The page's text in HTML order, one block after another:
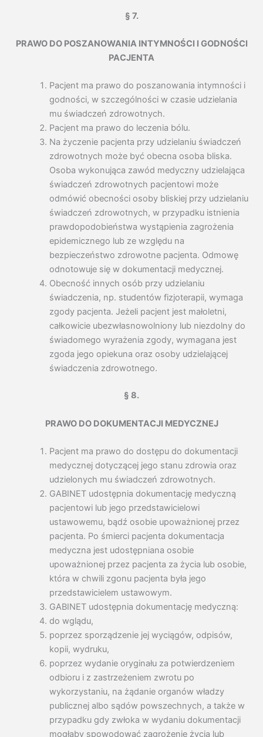
§ 7.
PRAWO DO POSZANOWANIA INTYMNOŚCI I GODNOŚCI
PACJENTA
Pacjent ma prawo do poszanowania intymności i
godności, w szczególności w czasie udzielania
mu świadczeń zdrowotnych.
Pacjent ma prawo do leczenia bólu.
Na życzenie pacjenta przy udzielaniu świadczeń
zdrowotnych może być obecna osoba bliska.
Osoba wykonująca zawód medyczny udzielająca
świadczeń zdrowotnych pacjentowi może
odmówić obecności osoby bliskiej przy udzielaniu
świadczeń zdrowotnych, w przypadku istnienia
prawdopodobieństwa wystąpienia zagrożenia
epidemicznego lub ze względu na
bezpieczeństwo zdrowotne pacjenta. Odmowę
odnotowuje się w dokumentacji medycznej.
Obecność innych osób przy udzielaniu
świadczenia, np. studentów fizjoterapii, wymaga
zgody pacjenta. Jeżeli pacjent jest małoletni,
całkowicie ubezwłasnowolniony lub niezdolny do
świadomego wyrażenia zgody, wymagana jest
zgoda jego opiekuna oraz osoby udzielającej
świadczenia zdrowotnego.
§ 8.
PRAWO DO DOKUMENTACJI MEDYCZNEJ
Pacjent ma prawo do dostępu do dokumentacji
medycznej dotyczącej jego stanu zdrowia oraz
udzielonych mu świadczeń zdrowotnych.
GABINET udostępnia dokumentację medyczną
pacjentowi lub jego przedstawicielowi
ustawowemu, bądź osobie upoważnionej przez
pacjenta. Po śmierci pacjenta dokumentacja
medyczna jest udostępniana osobie
upoważnionej przez pacjenta za życia lub osobie,
która w chwili zgonu pacjenta była jego
przedstawicielem ustawowym.
GABINET udostępnia dokumentację medyczną:
do wglądu,
poprzez sporządzenie jej wyciągów, odpisów,
kopii, wydruku,
poprzez wydanie oryginału za potwierdzeniem
odbioru i z zastrzeżeniem zwrotu po
wykorzystaniu, na żądanie organów władzy
publicznej albo sądów powszechnych, a także w
przypadku gdy zwłoka w wydaniu dokumentacji
mogłaby spowodować zagrożenie życia lub